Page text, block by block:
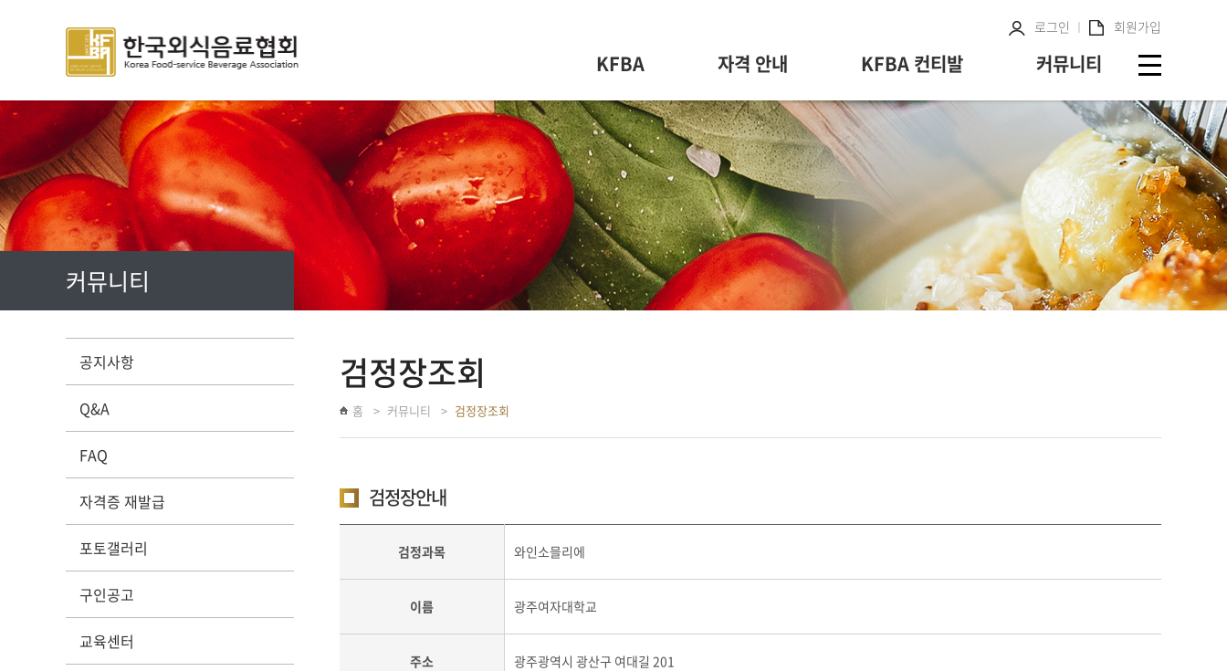
로그인 회원가입
KFBA 자격 안내 KFBA 컨티발 커뮤니티
커뮤니티
공지사항
Q&A
FAQ
자격증 재발급
포토갤러리
구인공고
교육센터
검정장조회
홈 커뮤니티 검정장조회
검정장안내
검정과목 와인소믈리에
이름 광주여자대학교
주소 광주광역시 광산구 여대길 201